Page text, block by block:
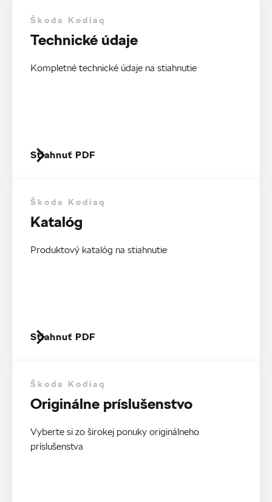
Škoda Kodiaq
Technické údaje
Kompletné technické údaje na stiahnutie
Stiahnuť PDF
Škoda Kodiaq
Katalóg
Produktový katalóg na stiahnutie
Stiahnuť PDF
Škoda Kodiaq
Originálne príslušenstvo
Vyberte si zo širokej ponuky originálneho
príslušenstva